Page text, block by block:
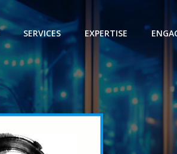
SERVICES EXPERTISE